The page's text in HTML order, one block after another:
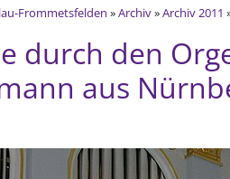
Frommetsfelden »Archiv»Archiv 2011
durch den
aus